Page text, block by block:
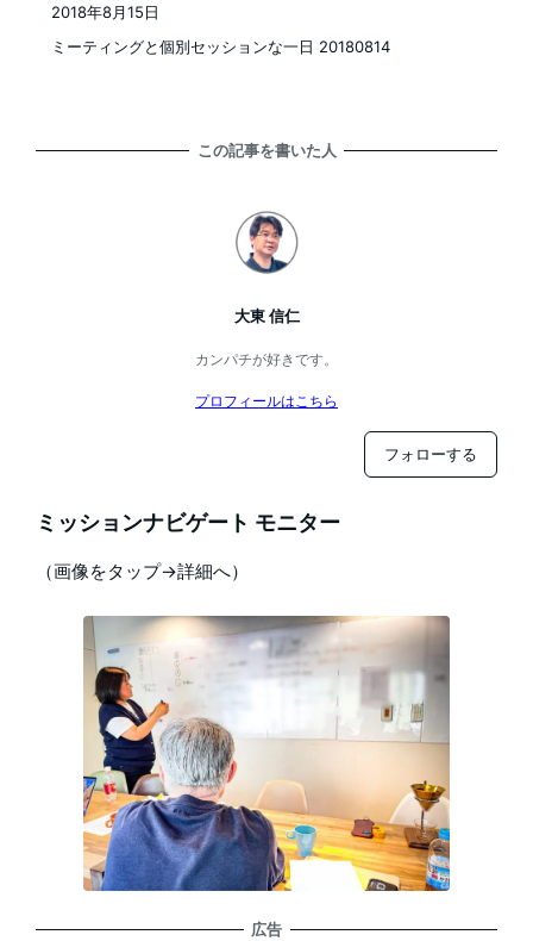
ミーティングと個別セッションな一日 20180814
投稿日
2018年8月15日
この記事を書いた人
大東 信仁
カンパチが好きです。
プロフィールはこちら
フォローする
ミッションナビゲート モニター
（画像をタップ→詳細へ）
広告